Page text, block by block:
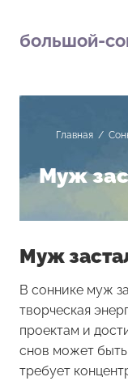
большой-
Главная /
Муж
Муж
В соннике муж
творческая
проектам и
снов может
требует